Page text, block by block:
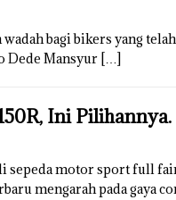
bagi bikers yang
Dede Mansyur […]
Ini Pilihannya.
sepeda motor sport full
mengarah pada gaya